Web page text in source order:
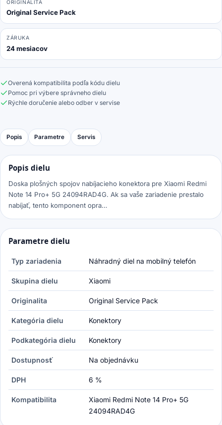
ORIGINALITA
Original Service Pack
ZÁRUKA
24 mesiacov
Overená kompatibilita podľa kódu dielu
Pomoc pri výbere správneho dielu
Rýchle doručenie alebo odber v servise
Popis Parametre Servis
Popis dielu
Doska plošných spojov nabíjacieho konektora pre Xiaomi Redmi
Note 14 Pro+ 5G 24094RAD4G. Ak sa vaše zariadenie prestalo
nabíjať, tento komponent opra…
Parametre dielu
Typ zariadenia Náhradný diel na mobilný telefón
Skupina dielu Xiaomi
Originalita Original Service Pack
Kategória dielu Konektory
Podkategória dielu Konektory
Dostupnosť Na objednávku
DPH 6 %
Kompatibilita
Xiaomi Redmi Note 14 Pro+ 5G
24094RAD4G